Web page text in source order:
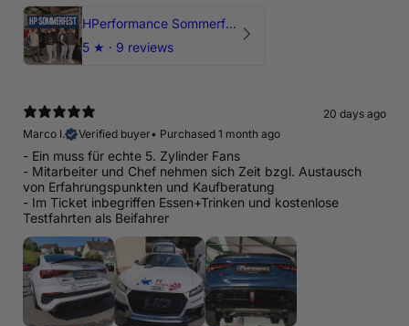
HPerformance Sommerfest 2026
5 ★ · 9 reviews
20 days ago
Marco I.
Verified buyer• Purchased 1 month ago
- Ein muss für echte 5. Zylinder Fans
- Mitarbeiter und Chef nehmen sich Zeit bzgl. Austausch
von Erfahrungspunkten und Kaufberatung
- Im Ticket inbegriffen Essen+Trinken und kostenlose
Testfahrten als Beifahrer